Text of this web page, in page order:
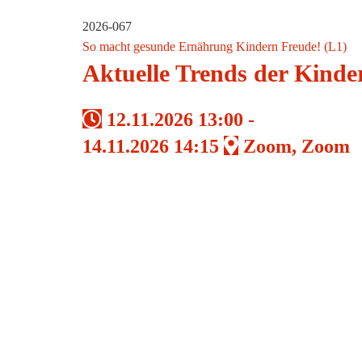
2026-067
So macht gesunde Ernährung Kindern Freude! (L1)
Aktuelle Trends der
12.11.2026 13:00 -
14.11.2026 14:15
Zoom, Zoom